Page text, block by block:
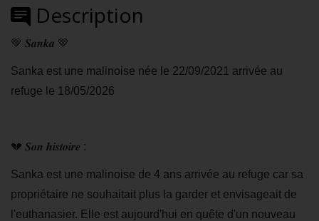
Description
🤎 𝑺𝒂𝒏𝒌𝒂 🤎
Sanka est une malinoise née le 22/09/2021 arrivée au
refuge le 18/05/2026
💔 𝑺𝒐𝒏 𝒉𝒊𝒔𝒕𝒐𝒊𝒓𝒆 :
Sanka est une malinoise de 4 ans arrivée au refuge car sa
propriétaire ne souhaitait plus la garder et envisageait de
l'euthanasier. Elle est aujourd'hui en quête d'un nouveau